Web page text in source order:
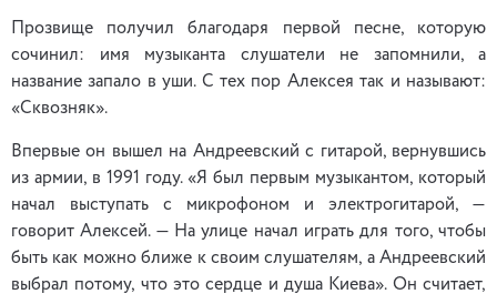
Прозвище получил благодаря первой песне, которую
сочинил: имя музыканта слушатели не запомнили, а
название запало в уши. С тех пор Алексея так и называют:
«Сквозняк».
Впервые он вышел на Андреевский с гитарой, вернувшись
из армии, в 1991 году. «Я был первым музыкантом, который
начал выступать с микрофоном и электрогитарой, —
говорит Алексей. — На улице начал играть для того, чтобы
быть как можно ближе к своим слушателям, а Андреевский
выбрал потому, что это сердце и душа Киева». Он считает,